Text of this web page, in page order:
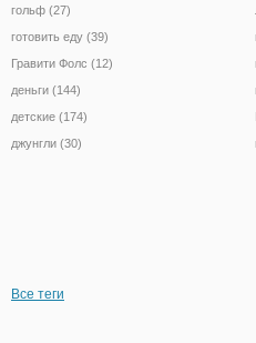
гольф (27)
готовить еду (39)
Гравити Фолс (12)
деньги (144)
детские (174)
джунгли (30)
Все теги